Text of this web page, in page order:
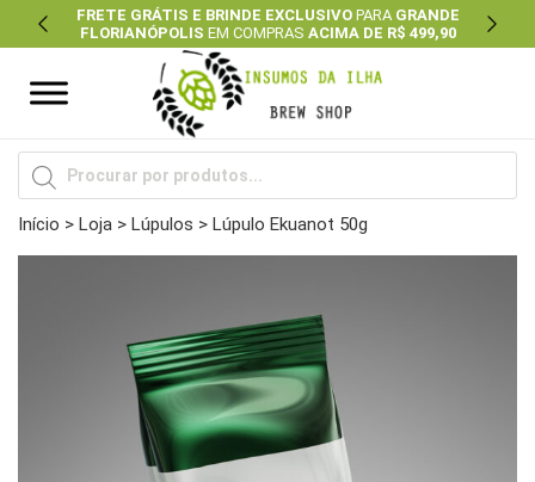
FRETE GRÁTIS E BRINDE EXCLUSIVOPARA GRANDE
FLORIANÓPOLIS EM COMPRAS ACIMA DE R$ 499,90
Previous Next
Pesquisar
produtos
Início > Loja > Lúpulos > Lúpulo Ekuanot 50g